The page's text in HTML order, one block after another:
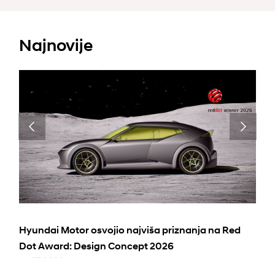
Najnovije
Hyundai Motor osvojio najviša priznanja na Red
Dot Award: Design Concept 2026